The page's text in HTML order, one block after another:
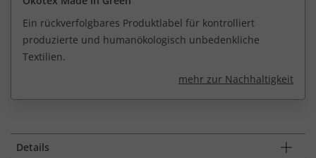
Ein rückverfolgbares Produktlabel für kontrolliert
produzierte und humanökologisch unbedenkliche
Textilien.
mehr zur Nachhaltigkeit
Details